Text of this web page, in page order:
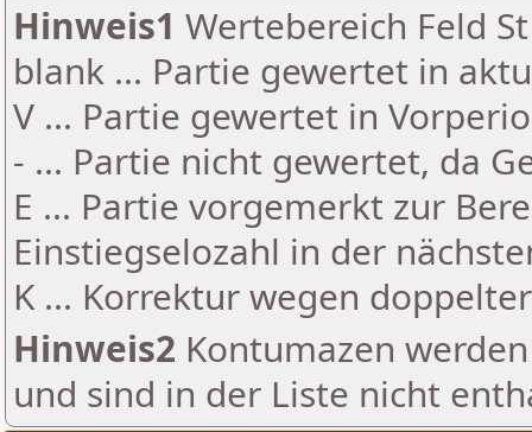
Hinweis1 Wertebereich Feld
blank ... Partie gewertet in
V ... Partie gewertet in
- ... Partie nicht gewertet, da
E ... Partie vorgemerkt zur
Einstiegselozahl in der
K ... Korrektur wegen
Hinweis2 Kontumazen
und sind in der Liste nicht